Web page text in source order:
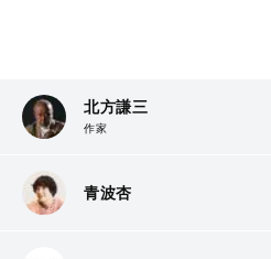
北方謙三
作家
青波杏